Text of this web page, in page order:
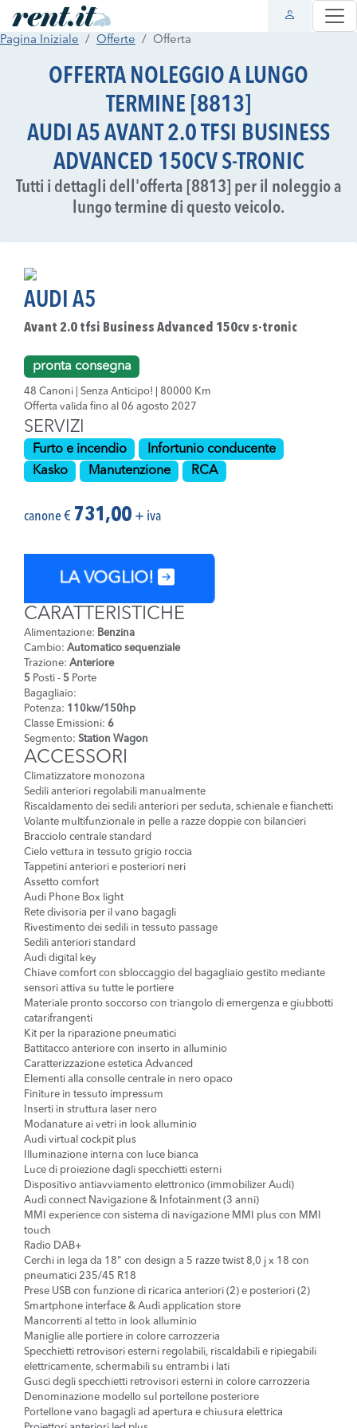
Pagina Iniziale Offerte Offerta
OFFERTA NOLEGGIO A LUNGO
TERMINE [8813]
AUDI A5 AVANT 2.0 TFSI BUSINESS
ADVANCED 150CV S-TRONIC
Tutti i dettagli dell'offerta [8813] per il noleggio a
lungo termine di questo veicolo.
AUDI A5
Avant 2.0 tfsi Business Advanced 150cv s-tronic
pronta consegna
48 Canoni | Senza Anticipo! | 80000 Km
Offerta valida fino al 06 agosto 2027
SERVIZI
Furto e incendio
Infortunio conducente
Kasko
Manutenzione RCA
canone € 731,00 + iva
LA VOGLIO!
CARATTERISTICHE
Alimentazione: Benzina
Cambio: Automatico sequenziale
Trazione: Anteriore
5 Posti - 5 Porte
Bagagliaio:
Potenza: 110kw/150hp
Classe Emissioni: 6
Segmento: Station Wagon
ACCESSORI
Climatizzatore monozona
Sedili anteriori regolabili manualmente
Riscaldamento dei sedili anteriori per seduta, schienale e fianchetti
Volante multifunzionale in pelle a razze doppie con bilancieri
Bracciolo centrale standard
Cielo vettura in tessuto grigio roccia
Tappetini anteriori e posteriori neri
Assetto comfort
Audi Phone Box light
Rete divisoria per il vano bagagli
Rivestimento dei sedili in tessuto passage
Sedili anteriori standard
Audi digital key
Chiave comfort con sbloccaggio del bagagliaio gestito mediante
sensori attiva su tutte le portiere
Materiale pronto soccorso con triangolo di emergenza e giubbotti
catarifrangenti
Kit per la riparazione pneumatici
Battitacco anteriore con inserto in alluminio
Caratterizzazione estetica Advanced
Elementi alla consolle centrale in nero opaco
Finiture in tessuto impressum
Inserti in struttura laser nero
Modanature ai vetri in look alluminio
Audi virtual cockpit plus
Illuminazione interna con luce bianca
Luce di proiezione dagli specchietti esterni
Dispositivo antiavviamento elettronico (immobilizer Audi)
Audi connect Navigazione & Infotainment (3 anni)
MMI experience con sistema di navigazione MMI plus con MMI
touch
Radio DAB+
Cerchi in lega da 18" con design a 5 razze twist 8,0 j x 18 con
pneumatici 235/45 R18
Prese USB con funzione di ricarica anteriori (2) e posteriori (2)
Smartphone interface & Audi application store
Mancorrenti al tetto in look alluminio
Maniglie alle portiere in colore carrozzeria
Specchietti retrovisori esterni regolabili, riscaldabili e ripiegabili
elettricamente, schermabili su entrambi i lati
Gusci degli specchietti retrovisori esterni in colore carrozzeria
Denominazione modello sul portellone posteriore
Portellone vano bagagli ad apertura e chiusura elettrica